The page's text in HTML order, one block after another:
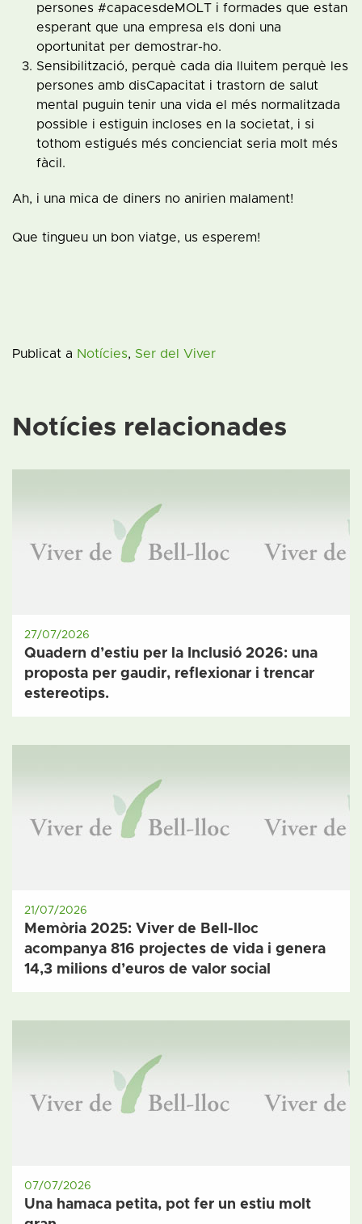
persones #capacesdeMOLT i formades que estan
esperant que una empresa els doni una
oportunitat per demostrar-ho.
Sensibilització, perquè cada dia lluitem perquè les
persones amb disCapacitat i trastorn de salut
mental puguin tenir una vida el més normalitzada
possible i estiguin incloses en la societat, i si
tothom estigués més concienciat seria molt més
fàcil.
Ah, i una mica de diners no anirien malament!
Que tingueu un bon viatge, us esperem!
Publicat a Notícies, Ser del Viver
Notícies relacionades
27/07/2026
Quadern d’estiu per la Inclusió 2026: una
proposta per gaudir, reflexionar i trencar
estereotips.
21/07/2026
Memòria 2025: Viver de Bell-lloc
acompanya 816 projectes de vida i genera
14,3 milions d’euros de valor social
07/07/2026
Una hamaca petita, pot fer un estiu molt